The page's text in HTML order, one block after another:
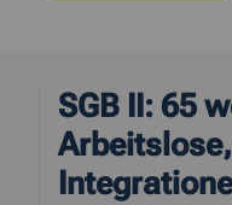
SGB II: 65